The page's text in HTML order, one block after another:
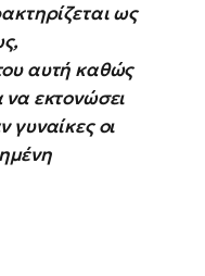
ως
αυτή καθώς
να εκτονώσει
γυναίκες οι